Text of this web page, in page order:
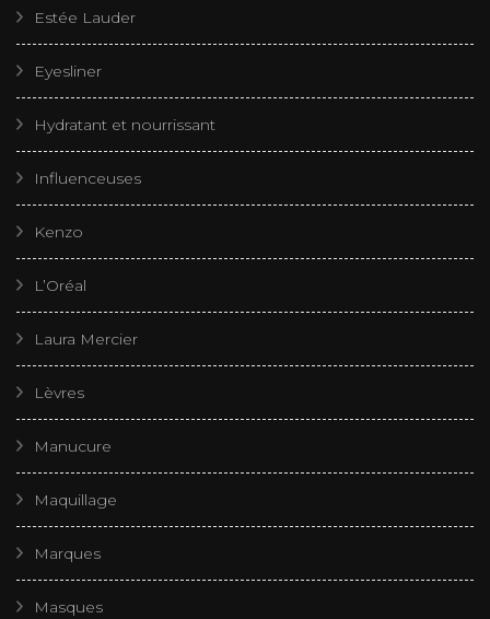
Estée Lauder
Eyesliner
Hydratant et nourrissant
Influenceuses
Kenzo
L’Oréal
Laura Mercier
Lèvres
Manucure
Maquillage
Marques
Masques